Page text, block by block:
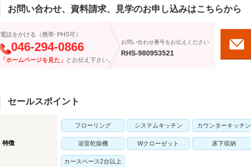
お問い合わせ、資料請求、見学のお申し込みはこちらから
電話をかける（携帯･PHS可）
046-294-0866
「ホームページを見た」 とお伝え下さい。
お問い合わせ番号をお伝えください
RHS-980953521
セールスポイント
特徴
フローリング システムキッチン カウンターキッチン
浴室乾燥機 Wクローゼット 床下収納
カースペース2台以上